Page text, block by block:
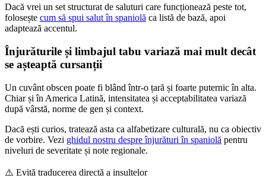
Dacă vrei un set structurat de saluturi care funcționează peste tot,
folosește cum să spui salut în spaniolă ca listă de bază, apoi
adaptează accentul.
Înjurăturile și limbajul tabu variază mai mult decât
se așteaptă cursanții
Un cuvânt obscen poate fi blând într-o țară și foarte puternic în alta.
Chiar și în America Latină, intensitatea și acceptabilitatea variază
după vârstă, norme de gen și context.
Dacă ești curios, tratează asta ca alfabetizare culturală, nu ca obiectiv
de vorbire. Vezi ghidul nostru despre înjurături în spaniolă pentru
niveluri de severitate și note regionale.
⚠️ Evită traducerea directă a insultelor